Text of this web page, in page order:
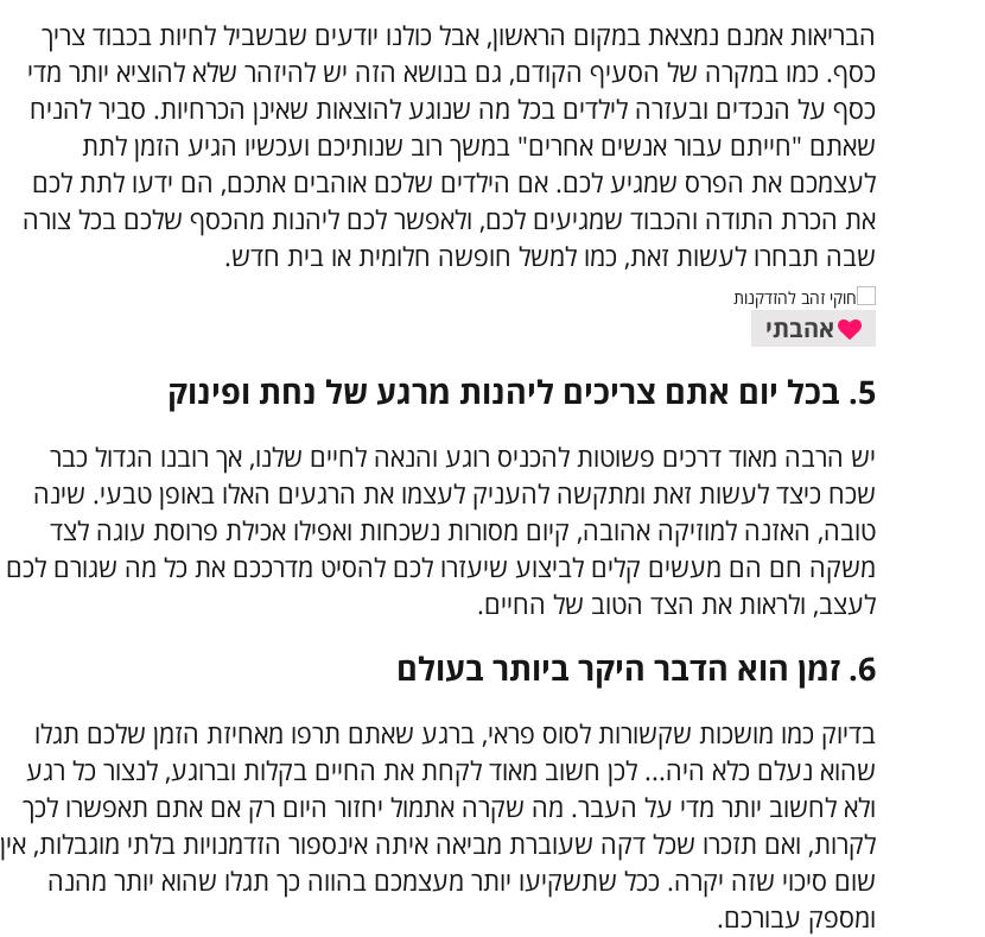
הבריאות אמנם נמצאת במקום הראשון, אבל כולנו יודעים שבשביל לחיות בכבוד צריך
כסף. כמו במקרה של הסעיף הקודם, גם בנושא הזה יש להיזהר שלא להוציא יותר מדי
כסף על הנכדים ובעזרה לילדים בכל מה שנוגע להוצאות שאינן הכרחיות. סביר להניח
שאתם "חייתם עבור אנשים אחרים" במשך רוב שנותיכם ועכשיו הגיע הזמן לתת
לעצמכם את הפרס שמגיע לכם. אם הילדים שלכם אוהבים אתכם, הם ידעו לתת לכם
את הכרת התודה והכבוד שמגיעים לכם, ולאפשר לכם ליהנות מהכסף שלכם בכל צורה
שבה תבחרו לעשות זאת, כמו למשל חופשה חלומית או בית חדש.
אהבתי
5. בכל יום אתם צריכים ליהנות מרגע של נחת ופינוק
יש הרבה מאוד דרכים פשוטות להכניס רוגע והנאה לחיים שלנו, אך רובנו הגדול כבר
שכח כיצד לעשות זאת ומתקשה להעניק לעצמו את הרגעים האלו באופן טבעי. שינה
טובה, האזנה למוזיקה אהובה, קיום מסורות נשכחות ואפילו אכילת פרוסת עוגה לצד
משקה חם הם מעשים קלים לביצוע שיעזרו לכם להסיט מדרככם את כל מה שגורם לכם
לעצב, ולראות את הצד הטוב של החיים.
6. זמן הוא הדבר היקר ביותר בעולם
בדיוק כמו מושכות שקשורות לסוס פראי, ברגע שאתם תרפו מאחיזת הזמן שלכם תגלו
שהוא נעלם כלא היה... לכן חשוב מאוד לקחת את החיים בקלות וברוגע, לנצור כל רגע
ולא לחשוב יותר מדי על העבר. מה שקרה אתמול יחזור היום רק אם אתם תאפשרו לכך
לקרות, ואם תזכרו שכל דקה שעוברת מביאה איתה אינספור הזדמנויות בלתי מוגבלות, אין
שום סיכוי שזה יקרה. ככל שתשקיעו יותר מעצמכם בהווה כך תגלו שהוא יותר מהנה
ומספק עבורכם.